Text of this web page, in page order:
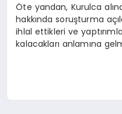
Öte yandan, Kurulca
hakkında soruşturma
ihlal ettikleri ve yaptırımla
kalacakları anlamına